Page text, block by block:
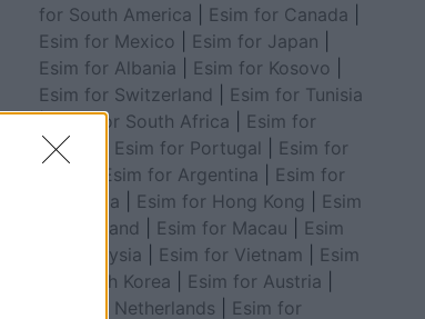
for South America
Esim for Canada
Esim for Mexico
Esim for Japan
Esim for Albania
Esim for Kosovo
Esim for Switzerland
Esim for Tunisia
|Esim for South Africa
Esim for
Algeria
Esim for Portugal
Esim for
Esim for Argentina
Esim for
Colombia
Esim for Hong Kong
Esim
for Thailand
Esim for Macau
Esim
for Malaysia
Esim for Vietnam
Esim
for South Korea
Esim for Austria
Esim for Netherlands
Esim for